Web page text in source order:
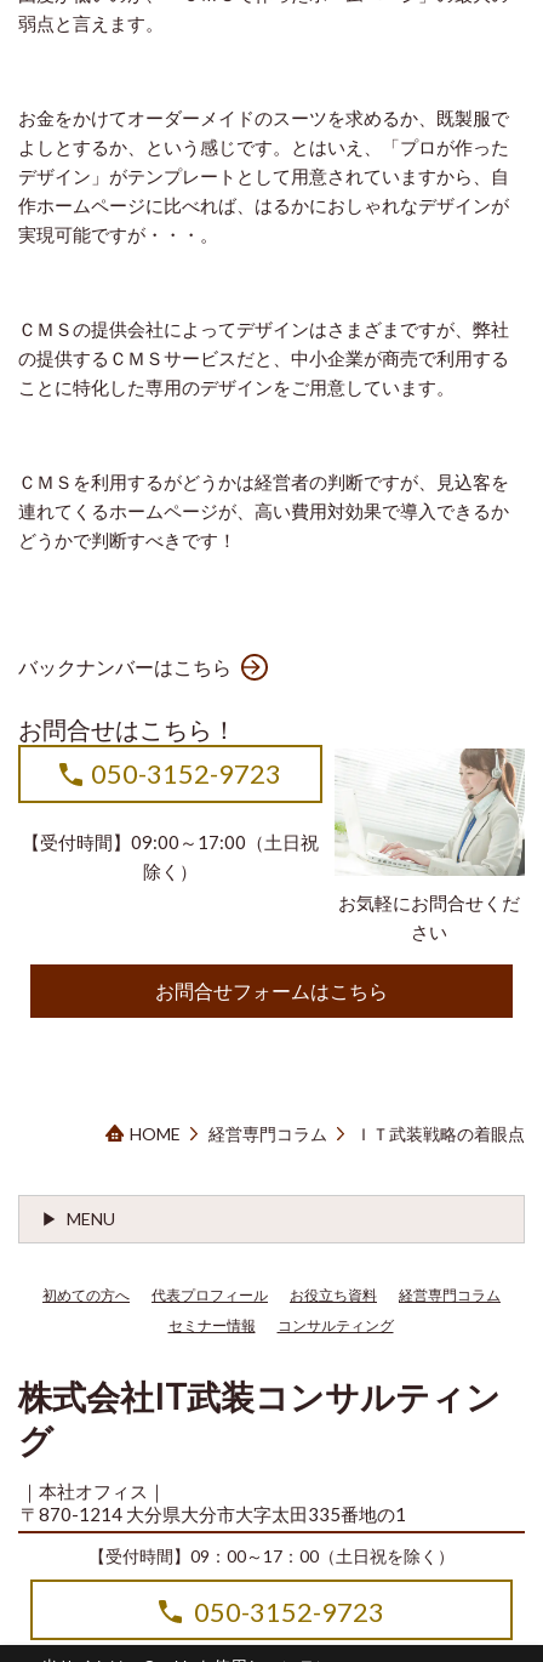
弱点と言えます。
お金をかけてオーダーメイドのスーツを求めるか、既製服で
よしとするか、という感じです。とはいえ、「プロが作った
デザイン」がテンプレートとして用意されていますから、自
作ホームページに比べれば、はるかにおしゃれなデザインが
実現可能ですが・・・。
ＣＭＳの提供会社によってデザインはさまざまですが、弊社
の提供するＣＭＳサービスだと、中小企業が商売で利用する
ことに特化した専用のデザインをご用意しています。
ＣＭＳを利用するがどうかは経営者の判断ですが、見込客を
連れてくるホームページが、高い費用対効果で導入できるか
どうかで判断すべきです！
バックナンバーはこちら
お問合せはこちら！
お気軽にお問合せくだ
さい
050-3152-9723
【受付時間】09:00～17:00（土日祝
除く）
お問合せフォームはこちら
HOME 経営専門コラム ＩＴ武装戦略の着眼点
MENU
初めての方へ 代表プロフィール お役立ち資料
経営専門コラム
セミナー情報
コンサルティング
株式会社IT武装コンサルティン
グ
｜本社オフィス｜
〒870-1214 大分県大分市大字太田335番地の1
【受付時間】09：00～17：00（土日祝を除く）
050-3152-9723